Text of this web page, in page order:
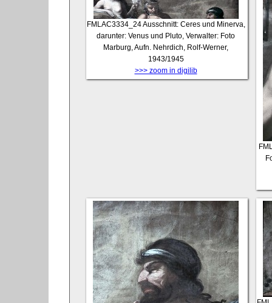
FMLAC3334_24Ausschnitt: Ceres und Minerva,
darunter: Venus und Pluto, Verwalter: Foto
Marburg, Aufn. Nehrdich, Rolf-Werner,
1943/1945
>>> zoom in digilib